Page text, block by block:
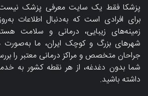
پزشکا فقط یک سایت معرفی پزشک نیست؛
برای افرادی است که به‌دنبال اطلاعات
زمینه‌های زیبایی، درمانی و سلامت
شهرهای بزرگ و کوچک ایران، ما به‌صورت
جراحان متخصص و مراکز درمانی معتبر را
شما بدون دغدغه، از هر نقطه کشور به
داشته باشید.